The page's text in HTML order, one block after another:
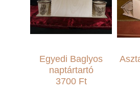
Egyedi Baglyos
naptártartó
3700 Ft